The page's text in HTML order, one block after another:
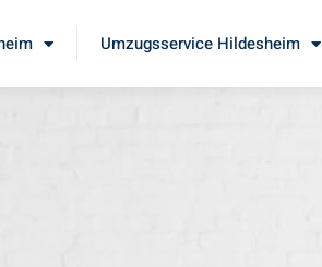
Umzugsservice Hildesheim